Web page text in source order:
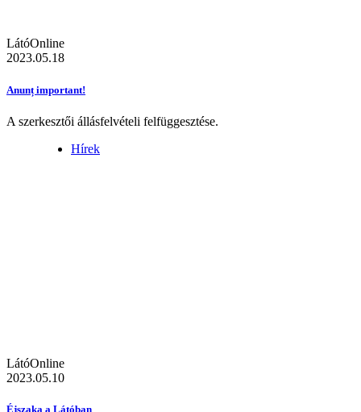
LátóOnline
2023.05.18
Anunț important!
A szerkesztői állásfelvételi felfüggesztése.
Hírek
LátóOnline
2023.05.10
Éjszaka a Látóban